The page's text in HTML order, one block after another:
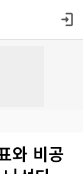
와 비공